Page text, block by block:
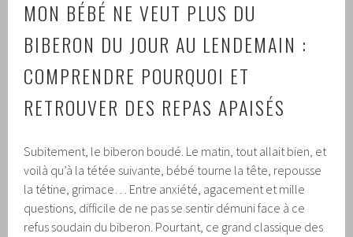
MON BÉBÉ NE VEUT PLUS DU
BIBERON DU JOUR AU LENDEMAIN :
COMPRENDRE POURQUOI ET
RETROUVER DES REPAS APAISÉS
Subitement, le biberon boudé. Le matin, tout allait bien, et
voilà qu’à la tétée suivante, bébé tourne la tête, repousse
la tétine, grimace… Entre anxiété, agacement et mille
questions, difficile de ne pas se sentir démuni face à ce
refus soudain du biberon. Pourtant, ce grand classique des